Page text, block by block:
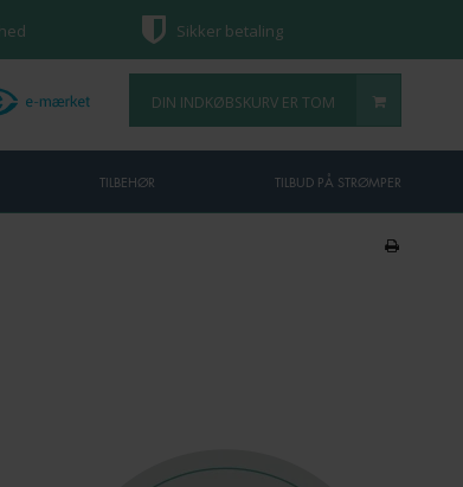
Sikker betaling
DIN INDKØBSKURV ER TOM
TILBEHØR TILBUD PÅ STRØMPER